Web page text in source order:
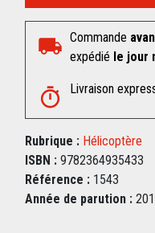
Commande
expédié le jour
Livraison
Rubrique : Hélicoptère
ISBN : 9782364935433
Référence : 1543
Année de parution :